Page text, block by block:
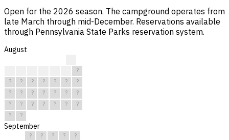
Open for the 2026 season. The campground operates from
late March through mid-December. Reservations available
through Pennsylvania State Parks reservation system.
August
?
?
? ? ? ? ?
?
?
? ? ? ? ?
?
?
? ? ? ? ?
?
?
?
September
? ? ? ?
?